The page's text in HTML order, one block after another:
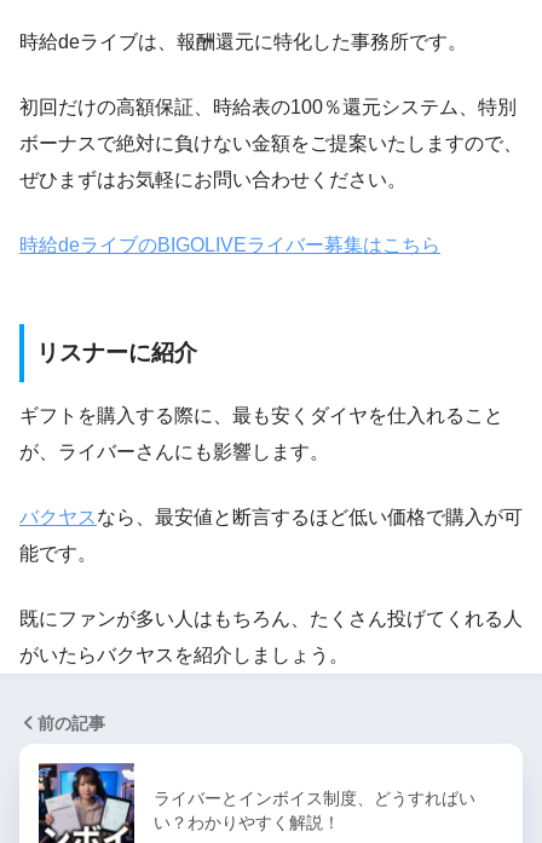
時給deライブは、報酬還元に特化した事務所です。
初回だけの高額保証、時給表の100％還元システム、特別
ボーナスで絶対に負けない金額をご提案いたしますので、
ぜひまずはお気軽にお問い合わせください。
時給deライブのBIGOLIVEライバー募集はこちら
リスナーに紹介
ギフトを購入する際に、最も安くダイヤを仕入れること
が、ライバーさんにも影響します。
バクヤス なら、最安値と断言するほど低い価格で購入が可
能です。
既にファンが多い人はもちろん、たくさん投げてくれる人
がいたらバクヤスを紹介しましょう。
前の記事
ライバーとインボイス制度、どうすればい
い？わかりやすく解説！